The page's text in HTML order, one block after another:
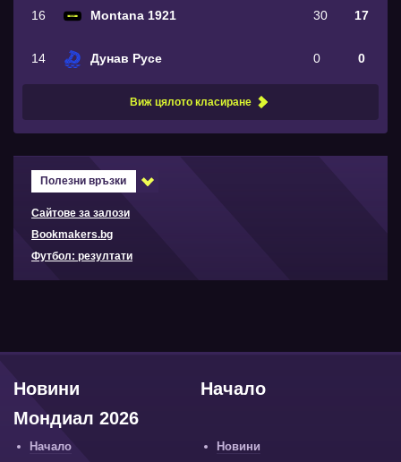
16 Montana 1921 30 17
14 Дунав Русе 0 0
Виж цялото класиране
Полезни връзки
Сайтове за залози
Bookmakers.bg
Футбол: резултати
Начало
Новини
Мондиал 2026
Начало
Новини